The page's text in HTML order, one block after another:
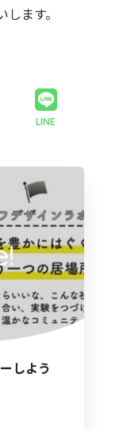
ます。
LINE
しよう